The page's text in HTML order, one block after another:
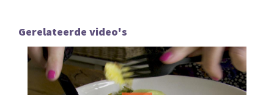
Gerelateerde video's